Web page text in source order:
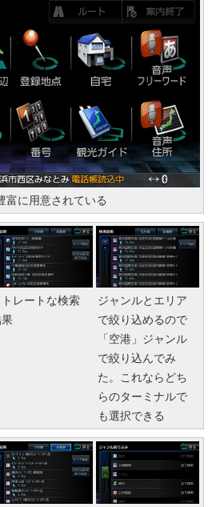
富に用意されている
トレートな検索
ジャンルとエリア
で絞り込めるので
「空港」ジャンル
で絞り込んでみ
た。これならどち
らのターミナルで
も選択できる